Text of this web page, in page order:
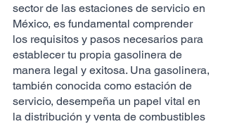
sector de las estaciones de servicio en
México, es fundamental comprender
los requisitos y pasos necesarios para
establecer tu propia gasolinera de
manera legal y exitosa. Una gasolinera,
también conocida como estación de
servicio, desempeña un papel vital en
la distribución y venta de combustibles